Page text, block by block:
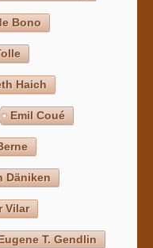
Bono
Haich
Emil Coué
Däniken
Vilar
T. Gendlin